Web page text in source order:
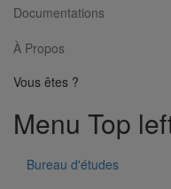
Documentations
À Propos
Vous êtes ?
Menu Top
Bureau d'études